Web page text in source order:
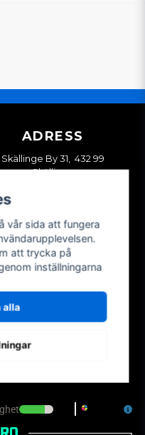
ADRESS
Skällinge By 31, 432 99
Skällinge
MITT KONTO
Skapa konto
vår sida att fungera
att trycka på
inställningarna
alla